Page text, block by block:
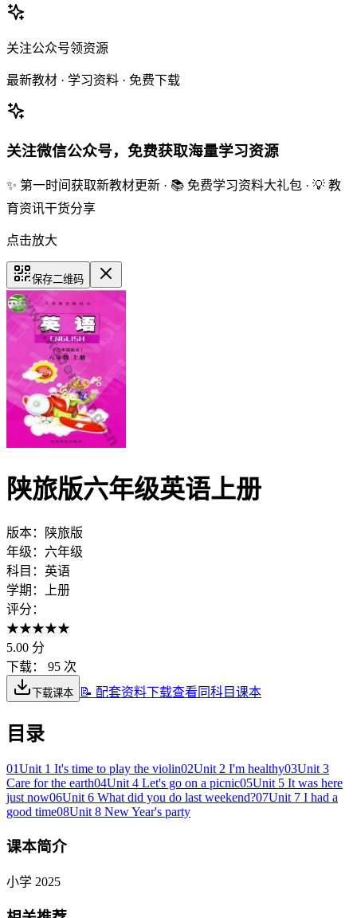
关注公众号领资源
最新教材 · 学习资料 · 免费下载
关注微信公众号，免费获取海量学习资源
✨ 第一时间获取新教材更新 · 📚 免费学习资料大礼包 · 💡 教
育资讯干货分享
点击放大
保存二维码
陕旅版六年级英语上册
版本：
陕旅版
年级： 六年级
科目： 英语
学期：
上册
评分：
★★★★★
5.00 分
下载：
95 次
下载课本 📝 配套资料下载查看同科目课本
目录
01Unit 1 It's time to play the violin02Unit 2 I'm healthy03Unit 3
Care for the earth04Unit 4 Let's go on a picnic05Unit 5 It was here
just now06Unit 6 What did you do last weekend?07Unit 7 I had a
good time08Unit 8 New Year's party
课本简介
小学 2025